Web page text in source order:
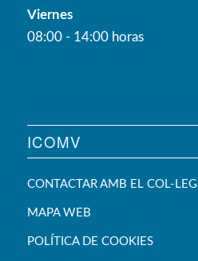
Viernes
08:00 - 14:00 horas
ICOMV
CONTACTAR AMB EL COL-LEGI
MAPA WEB
POLÍTICA DE COOKIES